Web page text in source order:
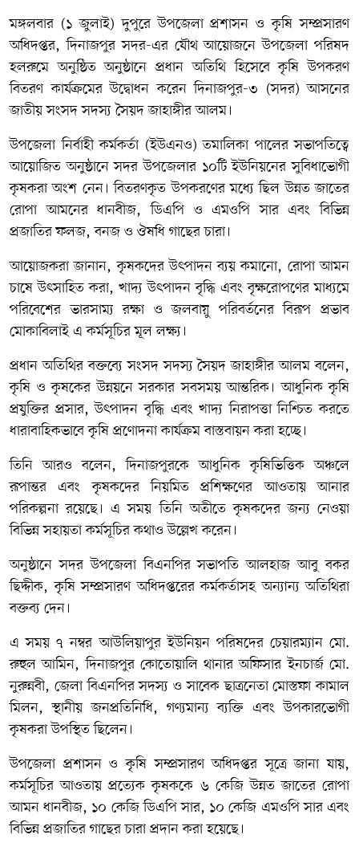
মঙ্গলবার (১ জুলাই) দুপুরে উপজেলা প্রশাসন ও কৃষি সম্প্রসারণ
অধিদপ্তর, দিনাজপুর সদর-এর যৌথ আয়োজনে উপজেলা পরিষদ
হলরুমে অনুষ্ঠিত অনুষ্ঠানে প্রধান অতিথি হিসেবে কৃষি উপকরণ
বিতরণ কার্যক্রমের উদ্বোধন করেন দিনাজপুর-৩ (সদর) আসনের
জাতীয় সংসদ সদস্য সৈয়দ জাহাঙ্গীর আলম।
উপজেলা নির্বাহী কর্মকর্তা (ইউএনও) তমালিকা পালের সভাপতিত্বে
আয়োজিত অনুষ্ঠানে সদর উপজেলার ১০টি ইউনিয়নের সুবিধাভোগী
কৃষকরা অংশ নেন। বিতরণকৃত উপকরণের মধ্যে ছিল উন্নত জাতের
রোপা আমনের ধানবীজ, ডিএপি ও এমওপি সার এবং বিভিন্ন
প্রজাতির ফলজ, বনজ ও ঔষধি গাছের চারা।
আয়োজকরা জানান, কৃষকদের উৎপাদন ব্যয় কমানো, রোপা আমন
চাষে উৎসাহিত করা, খাদ্য উৎপাদন বৃদ্ধি এবং বৃক্ষরোপণের মাধ্যমে
পরিবেশের ভারসাম্য রক্ষা ও জলবায়ু পরিবর্তনের বিরূপ প্রভাব
মোকাবিলাই এ কর্মসূচির মূল লক্ষ্য।
প্রধান অতিথির বক্তব্যে সংসদ সদস্য সৈয়দ জাহাঙ্গীর আলম বলেন,
কৃষি ও কৃষকের উন্নয়নে সরকার সবসময় আন্তরিক। আধুনিক কৃষি
প্রযুক্তির প্রসার, উৎপাদন বৃদ্ধি এবং খাদ্য নিরাপত্তা নিশ্চিত করতে
ধারাবাহিকভাবে কৃষি প্রণোদনা কার্যক্রম বাস্তবায়ন করা হচ্ছে।
তিনি আরও বলেন, দিনাজপুরকে আধুনিক কৃষিভিত্তিক অঞ্চলে
রূপান্তর এবং কৃষকদের নিয়মিত প্রশিক্ষণের আওতায় আনার
পরিকল্পনা রয়েছে। এ সময় তিনি অতীতে কৃষকদের জন্য নেওয়া
বিভিন্ন সহায়তা কর্মসূচির কথাও উল্লেখ করেন।
অনুষ্ঠানে সদর উপজেলা বিএনপির সভাপতি আলহাজ আবু বকর
ছিদ্দীক, কৃষি সম্প্রসারণ অধিদপ্তরের কর্মকর্তাসহ অন্যান্য অতিথিরা
বক্তব্য দেন।
এ সময় ৭ নম্বর আউলিয়াপুর ইউনিয়ন পরিষদের চেয়ারম্যান মো.
রুহুল আমিন, দিনাজপুর কোতোয়ালি থানার অফিসার ইনচার্জ মো.
নুরুন্নবী, জেলা বিএনপির সদস্য ও সাবেক ছাত্রনেতা মোস্তফা কামাল
মিলন, স্থানীয় জনপ্রতিনিধি, গণ্যমান্য ব্যক্তি এবং উপকারভোগী
কৃষকরা উপস্থিত ছিলেন।
উপজেলা প্রশাসন ও কৃষি সম্প্রসারণ অধিদপ্তর সূত্রে জানা যায়,
কর্মসূচির আওতায় প্রত্যেক কৃষককে ৬ কেজি উন্নত জাতের রোপা
আমন ধানবীজ, ১০ কেজি ডিএপি সার, ১০ কেজি এমওপি সার এবং
বিভিন্ন প্রজাতির গাছের চারা প্রদান করা হয়েছে।